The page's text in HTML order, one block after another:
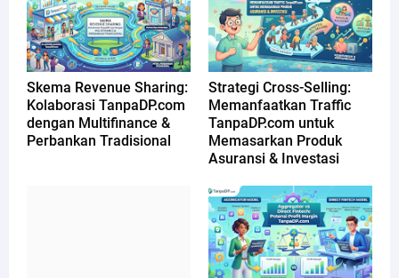
Skema Revenue Sharing:
Kolaborasi TanpaDP.com
dengan Multifinance &
Perbankan Tradisional
Strategi Cross-Selling:
Memanfaatkan Traffic
TanpaDP.com untuk
Memasarkan Produk
Asuransi & Investasi